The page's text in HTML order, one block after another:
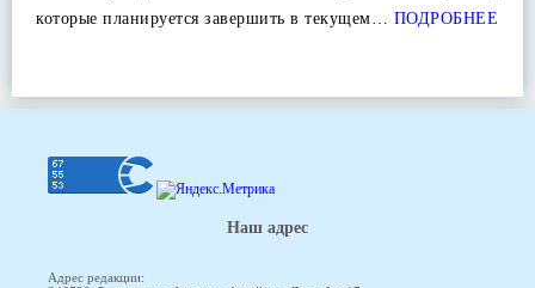
которые планируется завершить в текущем… ПОДРОБНЕЕ
Наш адрес
Адрес редакции: